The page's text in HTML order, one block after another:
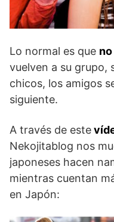
Lo normal es que
vuelven a su grupo,
chicos, los amigos
siguiente.
A través de este
Nekojitablog nos
japoneses hacen
mientras cuentan
en Japón: